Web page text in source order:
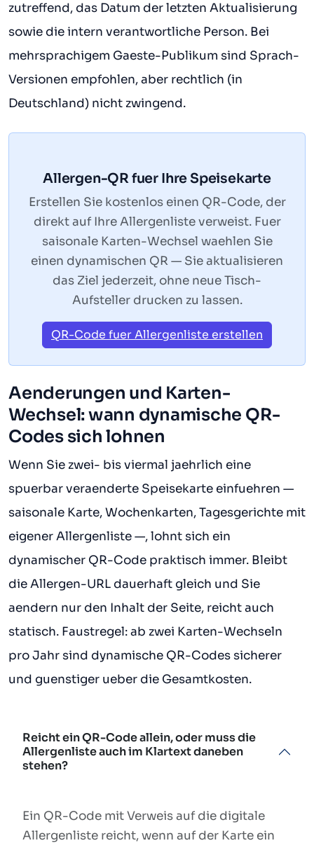
zutreffend, das Datum der letzten Aktualisierung
sowie die intern verantwortliche Person. Bei
mehrsprachigem Gaeste-Publikum sind Sprach-
Versionen empfohlen, aber rechtlich (in
Deutschland) nicht zwingend.
Allergen-QR fuer Ihre Speisekarte
Erstellen Sie kostenlos einen QR-Code, der
direkt auf Ihre Allergenliste verweist. Fuer
saisonale Karten-Wechsel waehlen Sie
einen dynamischen QR — Sie aktualisieren
das Ziel jederzeit, ohne neue Tisch-
Aufsteller drucken zu lassen.
QR-Code fuer Allergenliste erstellen
Aenderungen und Karten-
Wechsel: wann dynamische QR-
Codes sich lohnen
Wenn Sie zwei- bis viermal jaehrlich eine
spuerbar veraenderte Speisekarte einfuehren —
saisonale Karte, Wochenkarten, Tagesgerichte mit
eigener Allergenliste —, lohnt sich ein
dynamischer QR-Code praktisch immer. Bleibt
die Allergen-URL dauerhaft gleich und Sie
aendern nur den Inhalt der Seite, reicht auch
statisch. Faustregel: ab zwei Karten-Wechseln
pro Jahr sind dynamische QR-Codes sicherer
und guenstiger ueber die Gesamtkosten.
Reicht ein QR-Code allein, oder muss die
Allergenliste auch im Klartext daneben
stehen?
Ein QR-Code mit Verweis auf die digitale
Allergenliste reicht, wenn auf der Karte ein